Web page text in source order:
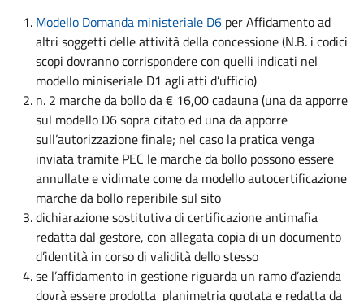
Modello Domanda ministeriale D6 per Affidamento ad
altri soggetti delle attività della concessione (N.B. i codici
scopi dovranno corrispondere con quelli indicati nel
modello miniseriale D1 agli atti d’ufficio)
n. 2 marche da bollo da € 16,00 cadauna (una da apporre
sul modello D6 sopra citato ed una da apporre
sull’autorizzazione finale; nel caso la pratica venga
inviata tramite PEC le marche da bollo possono essere
annullate e vidimate come da modello autocertificazione
marche da bollo reperibile sul sito
dichiarazione sostitutiva di certificazione antimafia
redatta dal gestore, con allegata copia di un documento
d’identità in corso di validità dello stesso
se l’affidamento in gestione riguarda un ramo d’azienda
dovrà essere prodotta planimetria quotata e redatta da